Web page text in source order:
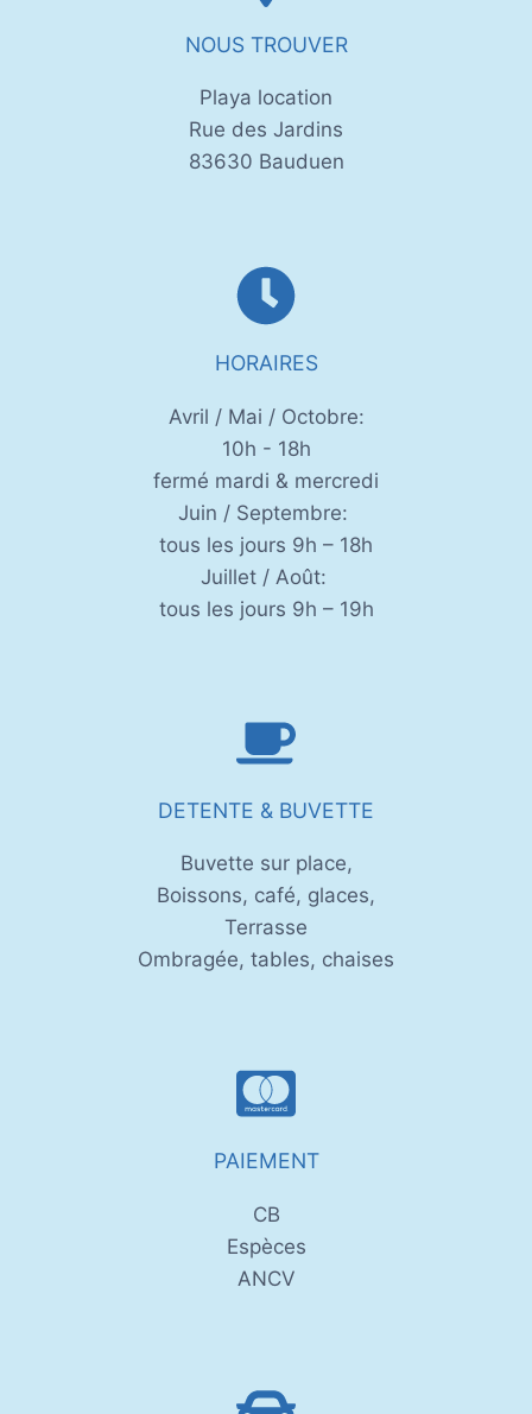
NOUS TROUVER
Playa location
Rue des Jardins
83630 Bauduen
HORAIRES
Avril / Mai / Octobre:
10h - 18h
fermé mardi & mercredi
Juin / Septembre:
tous les jours 9h – 18h
Juillet / Août:
tous les jours 9h – 19h
DETENTE & BUVETTE
Buvette sur place,
Boissons, café, glaces,
Terrasse
Ombragée, tables, chaises
PAIEMENT
CB
Espèces
ANCV